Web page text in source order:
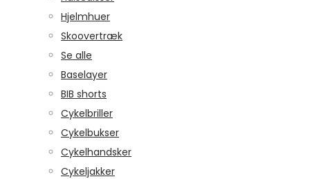
Hjelmhuer
Skoovertræk
Se alle
Baselayer
BIB shorts
Cykelbriller
Cykelbukser
Cykelhandsker
Cykeljakker